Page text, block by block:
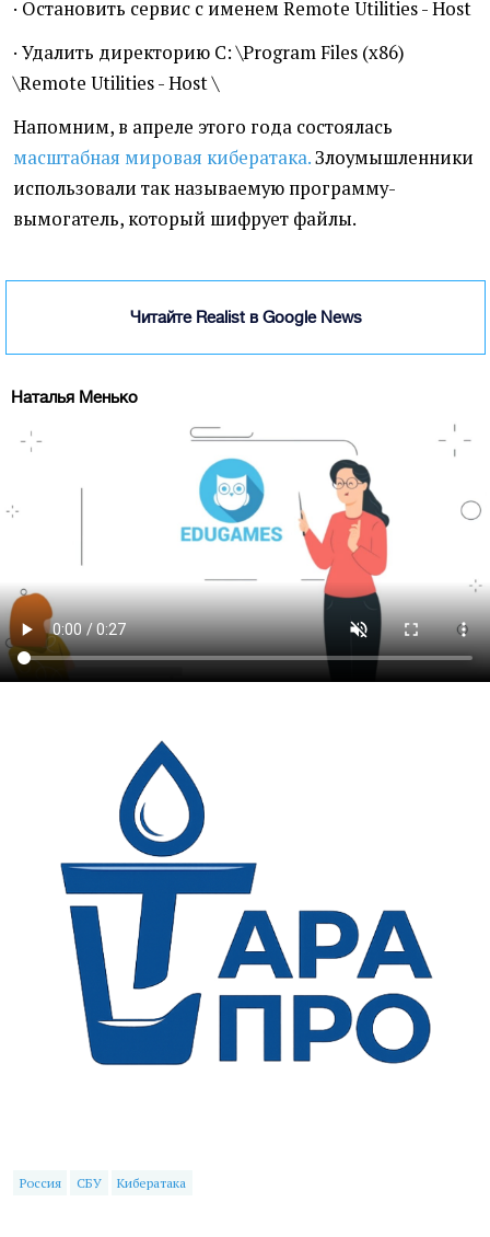
· Остановить сервис с именем Remote Utilities - Host
· Удалить директорию C: \Program Files (x86)
\Remote Utilities - Host \
Напомним, в апреле этого года состоялась
масштабная мировая кибератака.Злоумышленники
использовали так называемую программу-
вымогатель, который шифрует файлы.
Читайте Realist в Google News
Наталья Менько
Россия СБУ Кибератака